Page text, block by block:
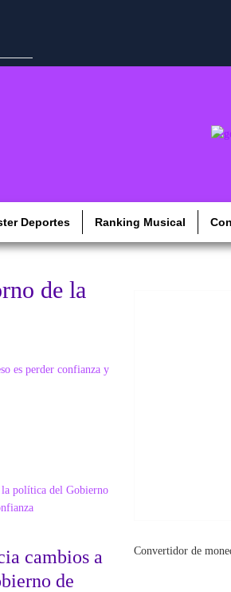
Deportes Ranking Musical
de la
cambios a
de
Convertidor de